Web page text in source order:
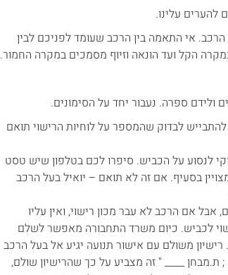
להערים עלינו.
אי התאמה בין הרכב שעומד לפניכם לבין
הקל ועד הונאה וזיוף מסמכים במקרה החמור.
ספרה. נעבור יחד על הסימונים.
לבדוק שהמספר על לוחיות הרישוי תואם
לנסוע על הכביש. סיפרו לכם בטלפון שיש טסט
המצויין בסעיף. אם זה לא תואם – יואיל בעל הרכב
אבל אם הרכב לא עבר מכון רישוי, ואין עליו
לכביש. כיום משרד התחבורה מאפשר לשלם
משולם עם אישור תנועה יגיע אל בעל הרכב
; ת.מבחן ____ " זה מצביע על כך שהרישיון שולם,